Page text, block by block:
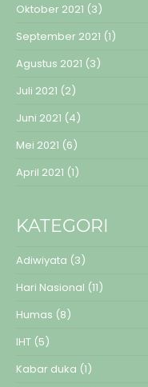
Oktober 2021 (3)
September 2021 (1)
Agustus 2021 (3)
Juli 2021 (2)
Juni 2021 (4)
Mei 2021 (6)
April 2021 (1)
KATEGORI
Adiwiyata (3)
Hari Nasional (11)
Humas (8)
IHT (5)
Kabar duka (1)